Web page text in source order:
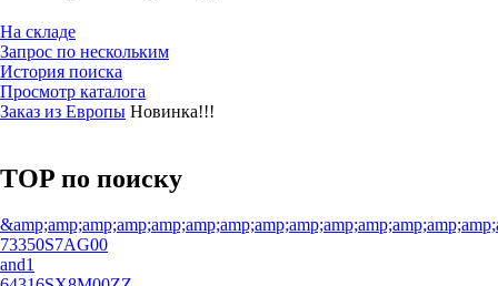
На складе
Запрос по нескольким
История поиска
Просмотр каталога
Заказ из Европы Новинка!!!
TOP по поиску
73350S7AG00
and1